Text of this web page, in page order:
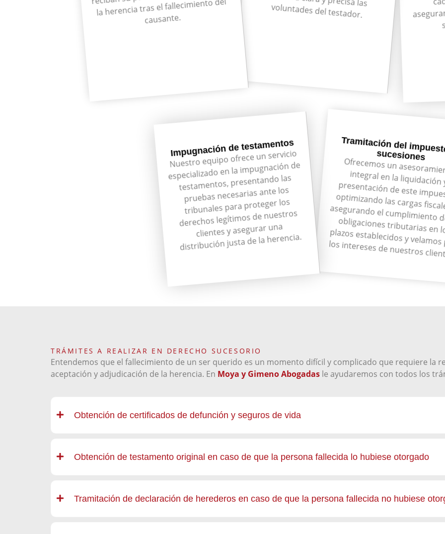
la herencia tras el fallecimiento del
causante. voluntades del testador.
Impugnación de testamentos
Nuestro equipo ofrece un servicio
especializado en la impugnación de
testamentos, presentando las
pruebas necesarias ante los
tribunales para proteger los
derechos legítimos de nuestros
clientes y asegurar una
distribución justa de la herencia.
Tramitación del
sucesiones
Ofrecemos un
integral en la
presentación de este
optimizando las cargas fiscales y asegurando el
obligaciones tributarias
plazos establecidos y velamos por los intereses de nuestros
TRÁMITES A REALIZAR EN DERECHO SUCESORIO
Entendemos que el fallecimiento de un ser querido es un momento difícil y complicado que requiere la
aceptación y adjudicación de la herencia. En Moya y Gimeno Abogadas le ayudaremos con todos los
Obtención de certificados de defunción y seguros de vida
Obtención de testamento original en caso de que la persona fallecida lo hubiese otorgado
Tramitación de declaración de herederos en caso de que la persona fallecida no hubiese